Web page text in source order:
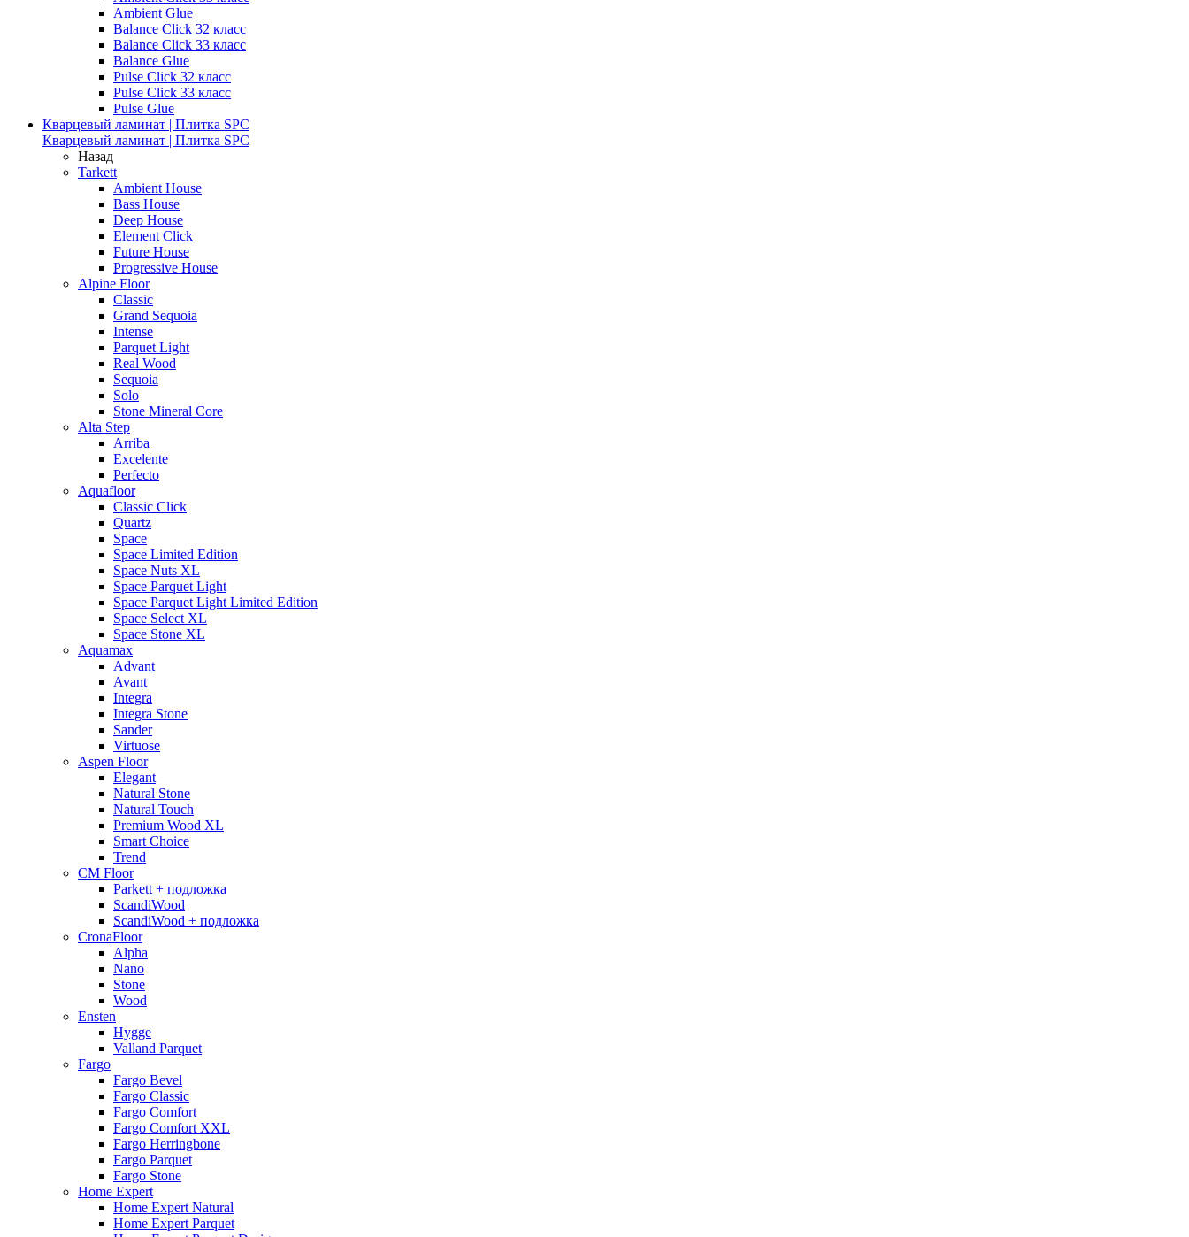
Ambient Glue
Balance Click 32 класс
Balance Click 33 класс
Balance Glue
Pulse Click 32 класс
Pulse Click 33 класс
Pulse Glue
Кварцевый ламинат | Плитка SPC
Кварцевый ламинат | Плитка SPC
Назад
Tarkett
Ambient House
Bass House
Deep House
Element Click
Future House
Progressive House
Alpine Floor
Classic
Grand Sequoia
Intense
Parquet Light
Real Wood
Sequoia
Solo
Stone Mineral Core
Alta Step
Arriba
Excelente
Perfecto
Aquafloor
Classic Click
Quartz
Space
Space Limited Edition
Space Nuts XL
Space Parquet Light
Space Parquet Light Limited Edition
Space Select XL
Space Stone XL
Aquamax
Advant
Avant
Integra
Integra Stone
Sander
Virtuose
Aspen Floor
Elegant
Natural Stone
Natural Touch
Premium Wood XL
Smart Choice
Trend
CM Floor
Parkett + подложка
ScandiWood
ScandiWood + подложка
CronaFloor
Alpha
Nano
Stone
Wood
Ensten
Hygge
Valland Parquet
Fargo
Fargo Bevel
Fargo Classic
Fargo Comfort
Fargo Comfort XXL
Fargo Herringbone
Fargo Parquet
Fargo Stone
Home Expert
Home Expert Natural
Home Expert Parquet